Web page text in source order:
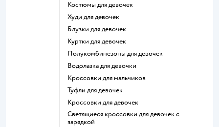
Костюмы для девочек
Худи для девочек
Блузки для девочек
Куртки для девочек
Полукомбинезоны для девочек
Водолазка для девочки
Кроссовки для мальчиков
Туфли для девочек
Кроссовки для девочек
Светящиеся кроссовки для девочек с
зарядкой